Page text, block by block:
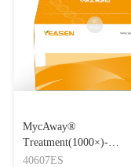
MycAway®
Treatment(1000×)-
Mycoplasma Elimination
40607ES